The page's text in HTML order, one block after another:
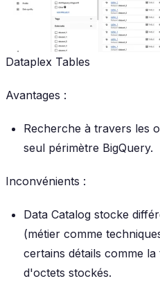
Dataplex Tables
Avantages :
Recherche à travers les
seul périmètre BigQuery.
Inconvénients :
Data Catalog stocke
(métier comme
certains détails comme
d'octets stockés.